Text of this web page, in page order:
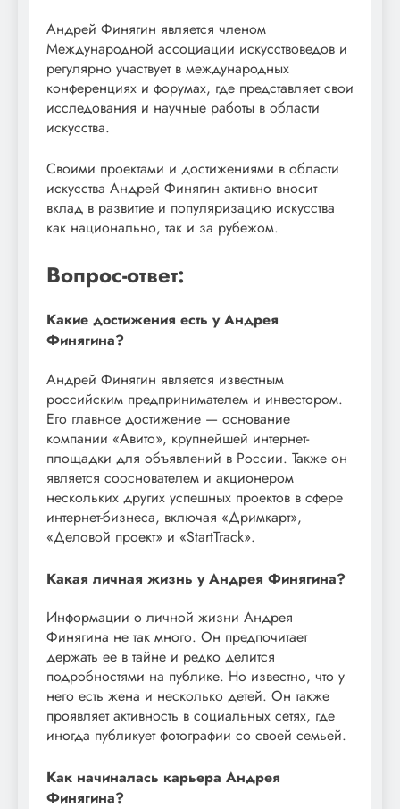
Андрей Финягин является членом
Международной ассоциации искусствоведов и
регулярно участвует в международных
конференциях и форумах, где представляет свои
исследования и научные работы в области
искусства.
Своими проектами и достижениями в области
искусства Андрей Финягин активно вносит
вклад в развитие и популяризацию искусства
как национально, так и за рубежом.
Вопрос-ответ:
Какие достижения есть у Андрея
Финягина?
Андрей Финягин является известным
российским предпринимателем и инвестором.
Его главное достижение — основание
компании «Авито», крупнейшей интернет-
площадки для объявлений в России. Также он
является сооснователем и акционером
нескольких других успешных проектов в сфере
интернет-бизнеса, включая «Дримкарт»,
«Деловой проект» и «StartTrack».
Какая личная жизнь у Андрея Финягина?
Информации о личной жизни Андрея
Финягина не так много. Он предпочитает
держать ее в тайне и редко делится
подробностями на публике. Но известно, что у
него есть жена и несколько детей. Он также
проявляет активность в социальных сетях, где
иногда публикует фотографии со своей семьей.
Как начиналась карьера Андрея
Финягина?